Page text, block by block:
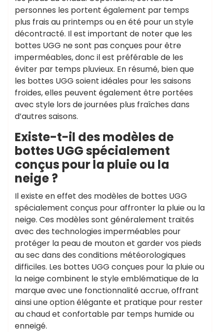
personnes les portent également par temps
plus frais au printemps ou en été pour un style
décontracté. Il est important de noter que les
bottes UGG ne sont pas conçues pour être
imperméables, donc il est préférable de les
éviter par temps pluvieux. En résumé, bien que
les bottes UGG soient idéales pour les saisons
froides, elles peuvent également être portées
avec style lors de journées plus fraîches dans
d’autres saisons.
Existe-t-il des modèles de
bottes UGG spécialement
conçus pour la pluie ou la
neige ?
Il existe en effet des modèles de bottes UGG
spécialement conçus pour affronter la pluie ou la
neige. Ces modèles sont généralement traités
avec des technologies imperméables pour
protéger la peau de mouton et garder vos pieds
au sec dans des conditions météorologiques
difficiles. Les bottes UGG conçues pour la pluie ou
la neige combinent le style emblématique de la
marque avec une fonctionnalité accrue, offrant
ainsi une option élégante et pratique pour rester
au chaud et confortable par temps humide ou
enneigé.